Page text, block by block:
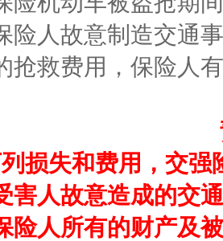
险人故意制造交通
抢救费用，保险人
损失和费用，交强
害人故意造成的交
险人所有的财产及